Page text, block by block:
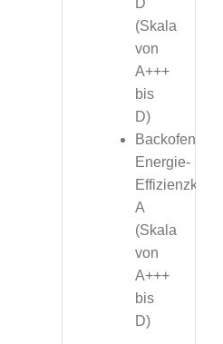
D
(Skala
von
A+++
bis
D)
Backofen,
Energie-
A
(Skala
von
A+++
bis
D)